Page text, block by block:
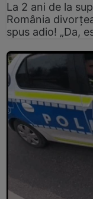
La 2 ani de la
România
spus adio! „Da,